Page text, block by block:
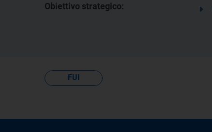
Obiettivo strategico:
FUI